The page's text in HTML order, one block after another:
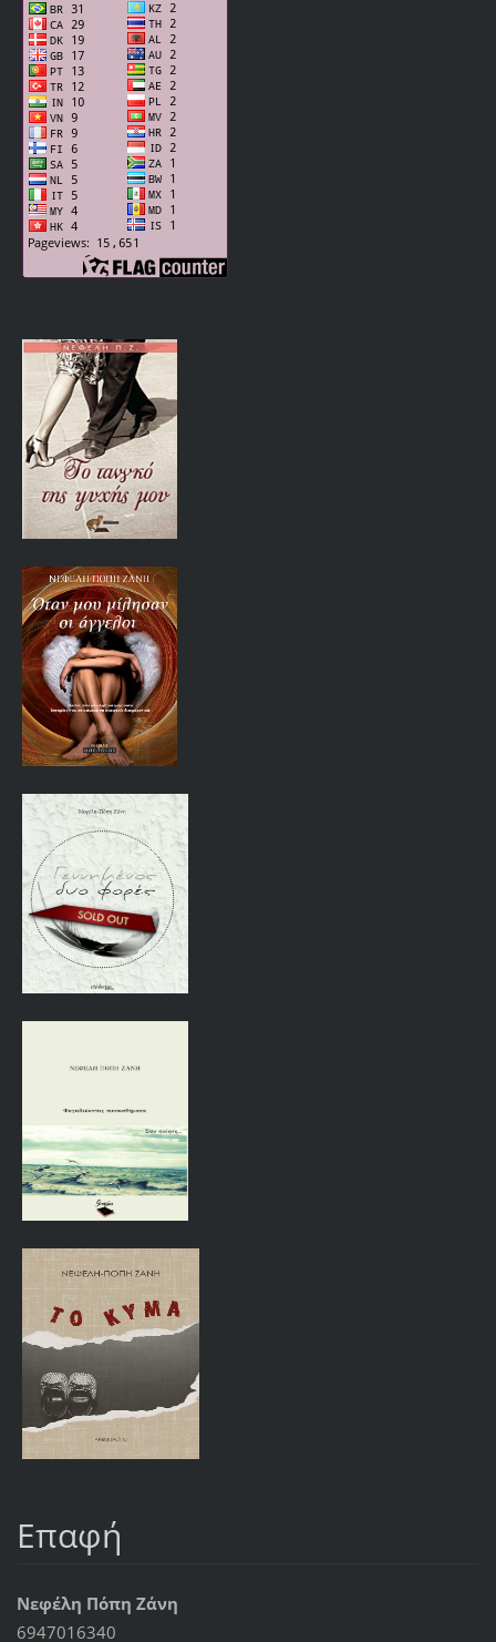
Επαφή
Νεφέλη Πόπη Ζάνη
6947016340